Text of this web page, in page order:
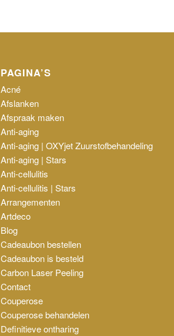
PAGINA’S
Acné
Afslanken
Afspraak maken
Anti-aging
Anti-aging | OXYjet Zuurstofbehandeling
Anti-aging | Stars
Anti-cellulitis
Anti-cellulitis | Stars
Arrangementen
Artdeco
Blog
Cadeaubon bestellen
Cadeaubon is besteld
Carbon Laser Peeling
Contact
Couperose
Couperose behandelen
Definitieve ontharing